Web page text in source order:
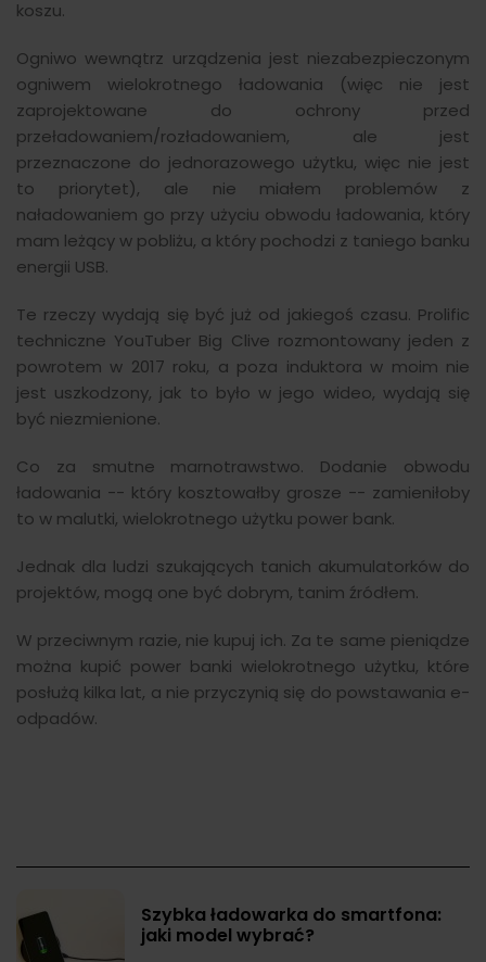
koszu.
Ogniwo wewnątrz urządzenia jest niezabezpieczonym
ogniwem wielokrotnego ładowania (więc nie jest
zaprojektowane do ochrony przed
przeładowaniem/rozładowaniem, ale jest
przeznaczone do jednorazowego użytku, więc nie jest
to priorytet), ale nie miałem problemów z
naładowaniem go przy użyciu obwodu ładowania, który
mam leżący w pobliżu, a który pochodzi z taniego banku
energii USB.
Te rzeczy wydają się być już od jakiegoś czasu. Prolific
techniczne YouTuber Big Clive rozmontowany jeden z
powrotem w 2017 roku, a poza induktora w moim nie
jest uszkodzony, jak to było w jego wideo, wydają się
być niezmienione.
Co za smutne marnotrawstwo. Dodanie obwodu
ładowania -- który kosztowałby grosze -- zamieniłoby
to w malutki, wielokrotnego użytku power bank.
Jednak dla ludzi szukających tanich akumulatorków do
projektów, mogą one być dobrym, tanim źródłem.
W przeciwnym razie, nie kupuj ich. Za te same pieniądze
można kupić power banki wielokrotnego użytku, które
posłużą kilka lat, a nie przyczynią się do powstawania e-
odpadów.
Szybka ładowarka do smartfona:
jaki model wybrać?